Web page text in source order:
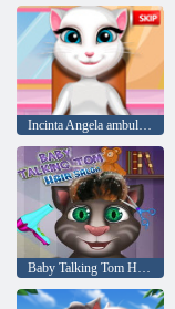
Incinta Angela ambulanza
Baby Talking Tom Hair Salon